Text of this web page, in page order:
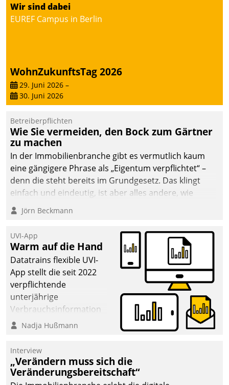
Wir sind dabei
EUREF Campus in Berlin
WohnZukunftsTag 2026
29. Juni 2026 –
30. Juni 2026
Betreiberpflichten
Wie Sie vermeiden, den Bock zum Gärtner
zu machen
In der Immobilienbranche gibt es vermutlich kaum
eine gängigere Phrase als „Eigentum verpflichtet“ –
denn die steht bereits im Grundgesetz. Das klingt
einfach und eindeutig, ist aber alles andere, wie
Branchenbeschäftigte wissen. Denn mit der
Verantwortung folgen Verpflichtungen.
Jörn Beckmann
UVI-App
Warm auf die Hand
Datatrains flexible UVI-
App stellt die seit 2022
verpflichtende
unterjährige
Verbrauchsinformation
schnell, zuverlässig und
Die monatlichen
Mitteilungen zum
Heizungs- und
Nadja Hußmann
Interview
„Verändern muss sich die
Veränderungsbereitschaft“